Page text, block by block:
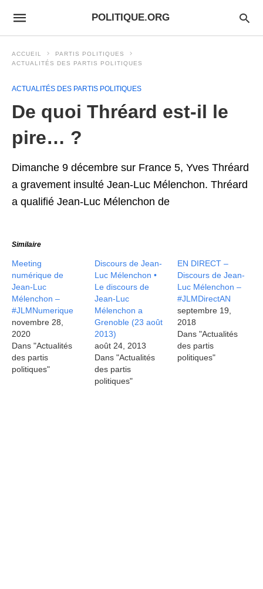
POLITIQUE.ORG
ACCUEIL
PARTIS POLITIQUES
ACTUALITÉS DES PARTIS POLITIQUES
ACTUALITÉS DES PARTIS POLITIQUES
De quoi Thréard est-il le
pire… ?
Dimanche 9 décembre sur France 5, Yves Thréard
a gravement insulté Jean-Luc Mélenchon. Thréard
a qualifié Jean-Luc Mélenchon de
Similaire
Meeting
numérique de
Jean-Luc
Mélenchon –
#JLMNumerique
novembre 28,
2020
Dans "Actualités
des partis
politiques"
Discours de Jean-
Luc Mélenchon •
Le discours de
Jean-Luc
Mélenchon a
Grenoble (23 août
2013)
août 24, 2013
Dans "Actualités
des partis
politiques"
EN DIRECT –
Discours de Jean-
Luc Mélenchon –
#JLMDirectAN
septembre 19,
2018
Dans "Actualités
des partis
politiques"